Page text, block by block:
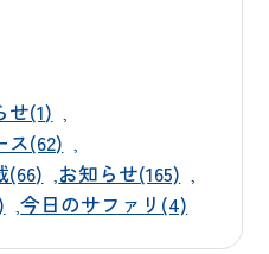
きるスポットとし
100種・1,000頭羽
大なフィールド
ガーやライオン、
を間近に観察でき
ただきました。 あ
せ(1)
ス(62)
(66)
お知らせ(165)
今日のサファリ(4)